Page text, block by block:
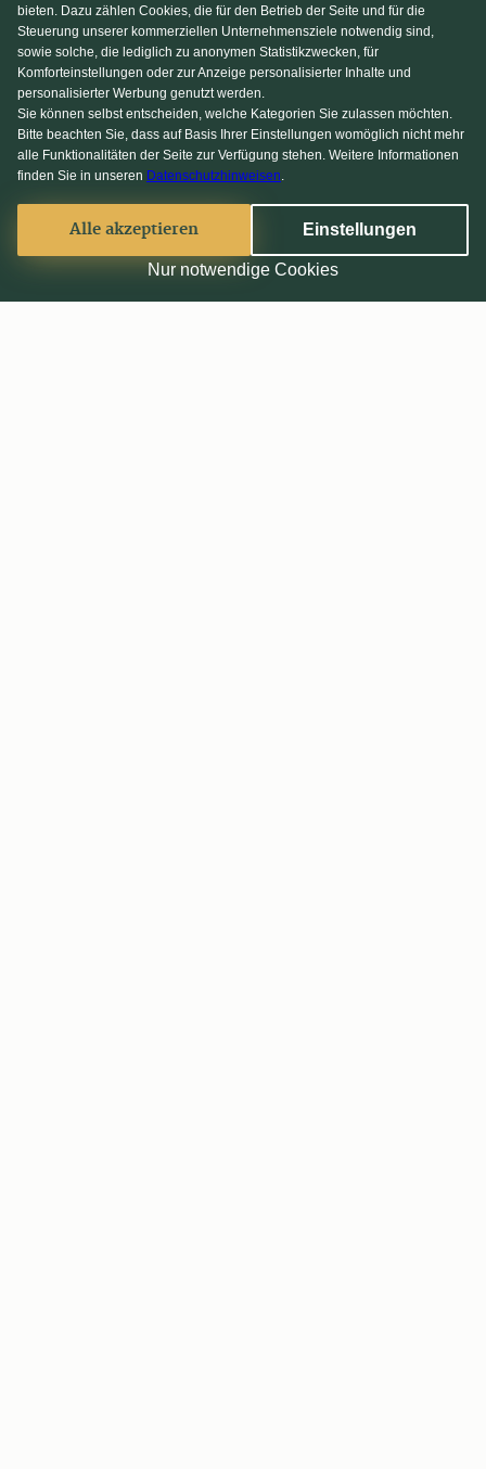
bieten. Dazu zählen Cookies, die für den Betrieb der Seite und für die
Steuerung unserer kommerziellen Unternehmensziele notwendig sind,
sowie solche, die lediglich zu anonymen Statistikzwecken, für
Komforteinstellungen oder zur Anzeige personalisierter Inhalte und
personalisierter Werbung genutzt werden.
Sie können selbst entscheiden, welche Kategorien Sie zulassen möchten.
Bitte beachten Sie, dass auf Basis Ihrer Einstellungen womöglich nicht mehr
alle Funktionalitäten der Seite zur Verfügung stehen. Weitere Informationen
finden Sie in unseren Datenschutzhinweisen.
Alle akzeptieren Einstellungen
Nur notwendige Cookies